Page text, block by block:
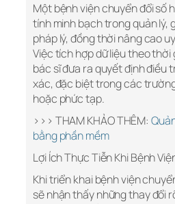
Một bệnh viện chuyển đổi số
tính minh bạch trong quản lý,
pháp lý, đồng thời nâng cao
Việc tích hợp dữ liệu theo
bác sĩ đưa ra quyết định điều
xác, đặc biệt trong các
hoặc phức tạp.
>>> THAM KHẢO THÊM:
bằng phần mềm
Lợi Ích Thực Tiễn Khi Bệnh
Khi triển khai bệnh viện
sẽ nhận thấy những thay đổi